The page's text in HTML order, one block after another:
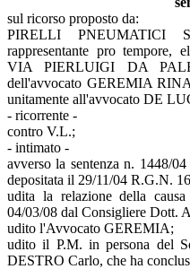
sul ricorso proposto da:
PIRELLI PNEUMATICI
rappresentante pro tempore,
VIA PIERLUIGI DA
dell'avvocato GEREMIA
unitamente all'avvocato DE
- ricorrente -
contro V.L.;
- intimato -
avverso la sentenza n. 1448/
depositata il 29/11/04 R.G.N.
udita la relazione della
04/03/08 dal Consigliere Dott.
udito l'Avvocato GEREMIA;
udito il P.M. in persona del
DESTRO Carlo, che ha